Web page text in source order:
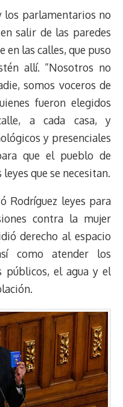
los parlamentarios no
salir de las paredes
en las calles, que puso
allí. “Nosotros no
somos voceros de
fueron elegidos
a cada casa, y
y presenciales
que el pueblo de
que se necesitan.
Rodríguez leyes para
contra la mujer
derecho al espacio
como atender los
públicos, el agua y el